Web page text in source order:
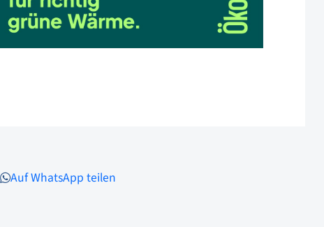
Auf WhatsApp teilen